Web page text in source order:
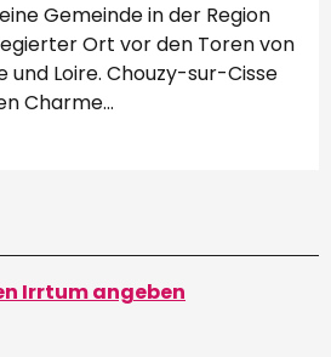
Gemeinde in der Region
Ort vor den Toren von
und Loire. Chouzy-sur-Cisse
Charme...
Irrtum angeben